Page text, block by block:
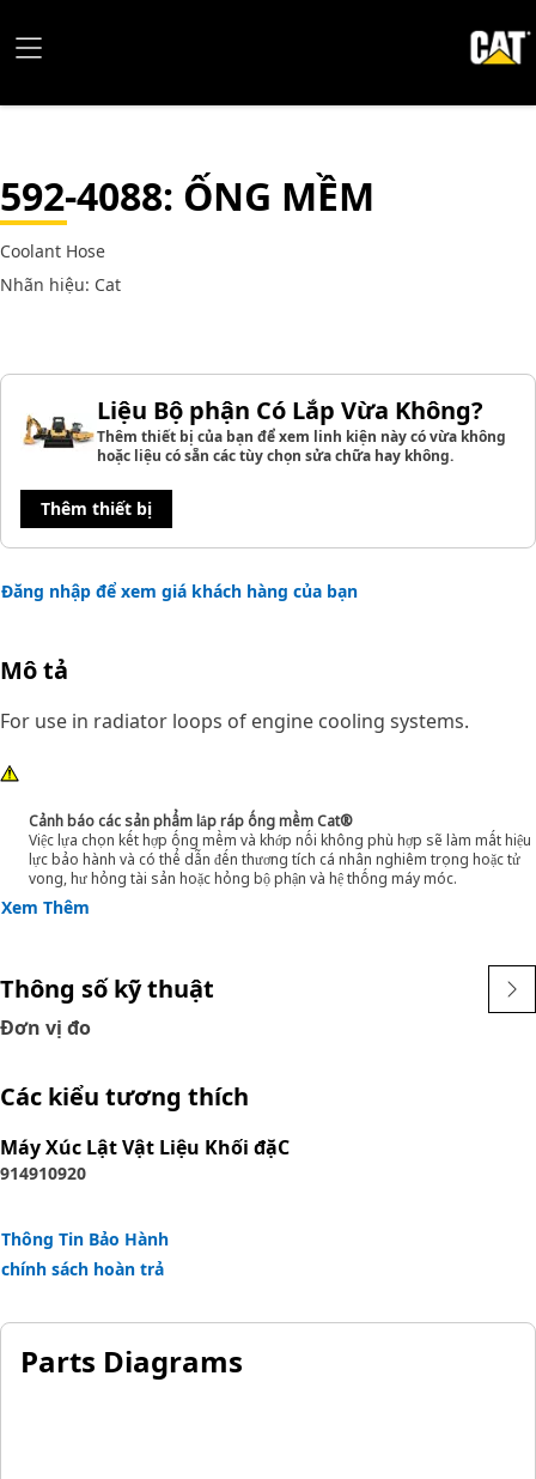
592-4088: ỐNG MỀM
Coolant Hose
Nhãn hiệu: Cat
Liệu Bộ phận Có Lắp Vừa Không?
Thêm thiết bị của bạn để xem linh kiện này có vừa không
hoặc liệu có sẵn các tùy chọn sửa chữa hay không.
Thêm thiết bị
Đăng nhập để xem giá khách hàng của bạn
Mô tả
For use in radiator loops of engine cooling systems.
Cảnh báo các sản phẩm lắp ráp ống mềm Cat®
Việc lựa chọn kết hợp ống mềm và khớp nối không phù hợp sẽ làm mất hiệu
lực bảo hành và có thể dẫn đến thương tích cá nhân nghiêm trọng hoặc tử
vong, hư hỏng tài sản hoặc hỏng bộ phận và hệ thống máy móc.
Xem Thêm
Thông số kỹ thuật
Đơn vị đo
Các kiểu tương thích
Máy Xúc Lật Vật Liệu Khối đặC
914910920
Thông Tin Bảo Hành
chính sách hoàn trả
Parts Diagrams